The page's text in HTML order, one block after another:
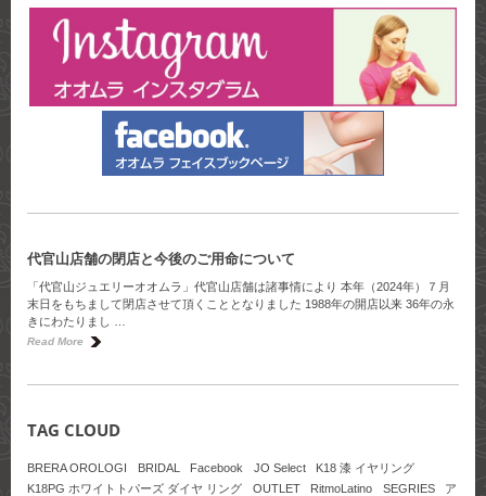
代官山店舗の閉店と今後のご用命について
「代官山ジュエリーオオムラ」代官山店舗は諸事情により 本年（2024年）７月
末日をもちまして閉店させて頂くこととなりました 1988年の開店以来 36年の永
きにわたりまし …
Read More
TAG CLOUD
BRERA OROLOGI BRIDAL Facebook JO Select
K18 漆 イヤリング
K18PG ホワイトトパーズ ダイヤ リング
OUTLET RitmoLatino SEGRIES
ア